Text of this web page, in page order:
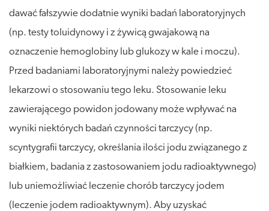
dawać fałszywie dodatnie wyniki badań laboratoryjnych
(np. testy toluidynowy i z żywicą gwajakową na
oznaczenie hemoglobiny lub glukozy w kale i moczu).
Przed badaniami laboratoryjnymi należy powiedzieć
lekarzowi o stosowaniu tego leku. Stosowanie leku
zawierającego powidon jodowany może wpływać na
wyniki niektórych badań czynności tarczycy (np.
scyntygrafii tarczycy, określania ilości jodu związanego z
białkiem, badania z zastosowaniem jodu radioaktywnego)
lub uniemożliwiać leczenie chorób tarczycy jodem
(leczenie jodem radioaktywnym). Aby uzyskać